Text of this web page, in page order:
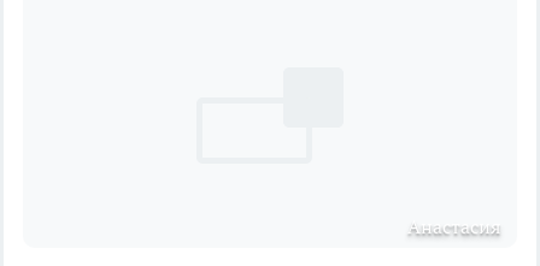
Анастасия